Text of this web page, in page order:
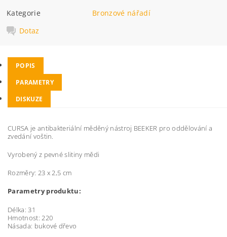
Kategorie
Bronzové nářadí
Dotaz
POPIS
PARAMETRY
DISKUZE
CURSA je antibakteriální měděný nástroj BEEKER pro oddělování a
zvedání voštin.
Vyrobený z pevné slitiny mědi
Rozměry: 23 x 2,5 cm
Parametry produktu:
Délka:31
Hmotnost:220
Násada: bukové dřevo